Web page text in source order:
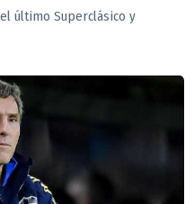
último Superclásico y